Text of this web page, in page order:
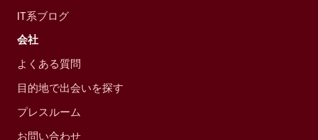
IT系ブログ
会社
よくある質問
目的地で出会いを探す
プレスルーム
お問い合わせ